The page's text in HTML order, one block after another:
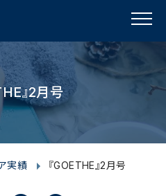
MENU
』2月号
実績 『GOETHE』2月号
e
o
i
t
t
e
n
e
c
e
b
o
k
i
t
t
e
r
u
t
u
e